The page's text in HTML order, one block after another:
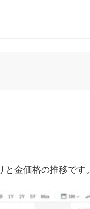
金価格の推移です。